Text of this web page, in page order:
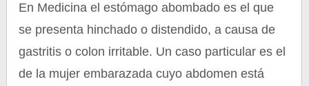
En Medicina el estómago abombado es el que
se presenta hinchado o distendido, a causa de
gastritis o colon irritable. Un caso particular es el
de la mujer embarazada cuyo abdomen está